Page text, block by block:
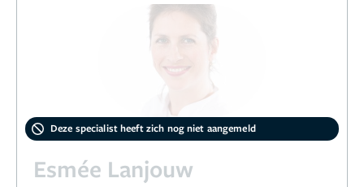
Deze specialist heeft zich nog niet aangemeld
Esmée Lanjouw